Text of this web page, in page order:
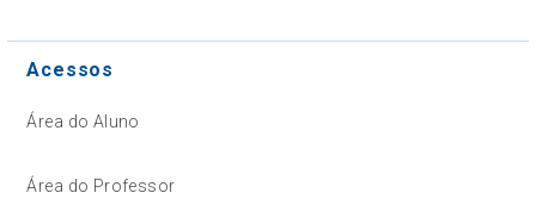
Acessos
Área do Aluno
Área do Professor